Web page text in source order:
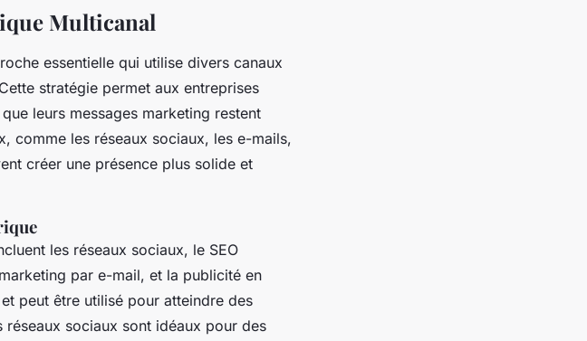
Multicanal
essentielle qui utilise divers canaux
stratégie permet aux entreprises
leurs messages marketing restent
comme les réseaux sociaux, les e-mails,
créer une présence plus solide et
les réseaux sociaux, le SEO
par e-mail, et la publicité en
peut être utilisé pour atteindre des
sociaux sont idéaux pour des